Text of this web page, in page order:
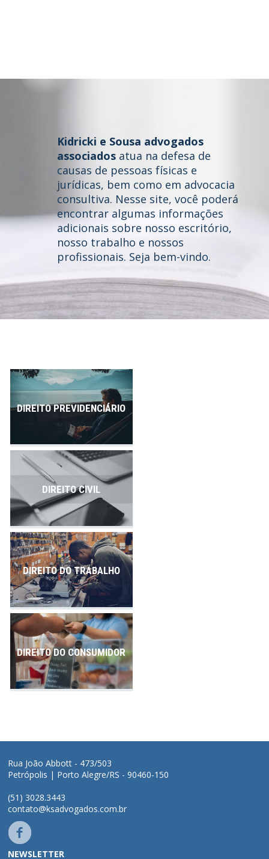
Home
Quem somos
Áreas de Atuação
Profissionais
Contato
Kidricki e Sousa advogados
associadosatua na defesa de
causas de pessoas físicas e
jurídicas, bem como em advocacia
consultiva. Nesse site, você poderá
encontrar algumas informações
adicionais sobre nosso escritório,
nosso trabalho e nossos
profissionais. Seja bem-vindo.
DIREITO PREVIDENCIÁRIO
DIREITO CIVIL
DIREITO DO TRABALHO
DIREITO DO CONSUMIDOR
Rua João Abbott - 473/503
Petrópolis | Porto Alegre/RS - 90460-150
(51) 3028.3443
contato@ksadvogados.com.br
NEWSLETTER